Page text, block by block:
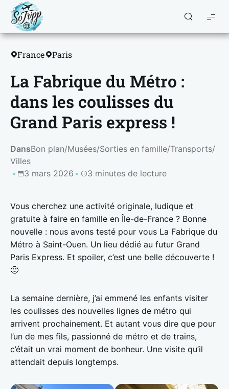
So
Tripp
France Paris
La Fabrique du Métro :
dans les coulisses du
Grand Paris express !
DansBon plan/Musées/Sorties en famille/Transports/
Villes
3 mars 2026
3 minutes de lecture
Vous cherchez une activité originale, ludique et
gratuite à faire en famille en Île-de-France ? Bonne
nouvelle : nous avons testé pour vous La Fabrique du
Métro à Saint-Ouen. Un lieu dédié au futur Grand
Paris Express. Et spoiler, c’est une belle découverte !
🙂
La semaine dernière, j’ai emmené les enfants visiter
les coulisses des nouvelles lignes de métro qui
arrivent prochainement. Et autant vous dire que pour
l’un de mes fils, passionné de métro et de trains,
c’était un vrai moment de bonheur. Une visite qu’il
attendait depuis longtemps.